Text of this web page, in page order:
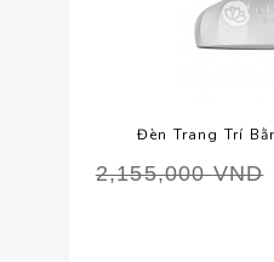
Đèn Trang Trí
2,155,000VND